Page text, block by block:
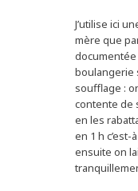
J’utilise ici
mère que
boulangerie
soufflage :
contente de
en les
en 1 h
ensuite on